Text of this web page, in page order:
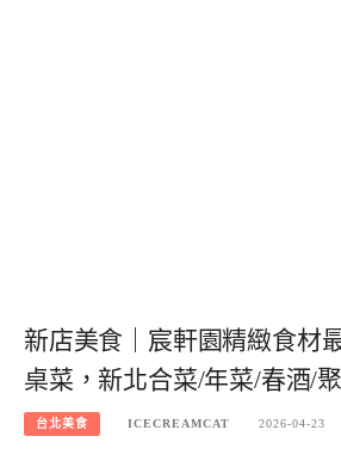
新店美食｜宸軒園精緻食材
桌菜，新北合菜/年菜/春酒/
台北美食 ICECREAMCAT 2026-04-23